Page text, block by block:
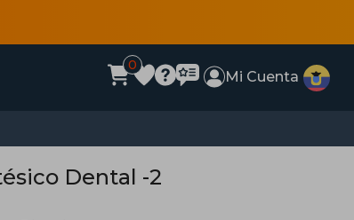
0
Mi Cuenta
Dental -2